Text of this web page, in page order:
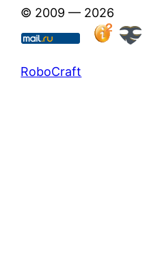
© 2009 — 2026
RoboCraft